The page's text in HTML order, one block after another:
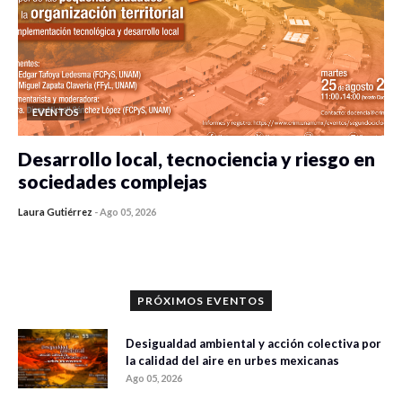
EVENTOS
Desarrollo local, tecnociencia y riesgo en
sociedades complejas
Laura Gutiérrez -Ago 05, 2026
PRÓXIMOS EVENTOS
Desigualdad ambiental y acción colectiva por
la calidad del aire en urbes mexicanas
Ago 05, 2026